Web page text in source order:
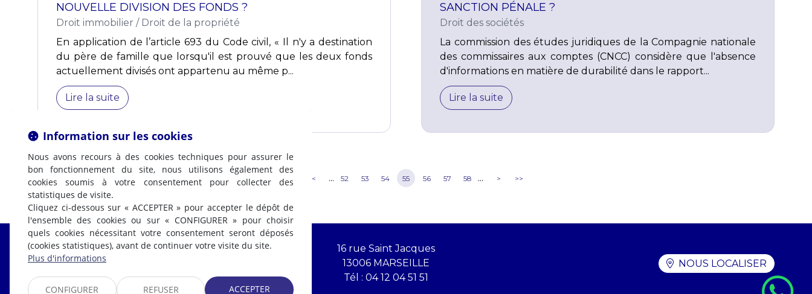
NOUVELLE DIVISION DES FONDS ?
Droit immobilier / Droit de la propriété
En application de l’article 693 du Code civil, « Il n'y a destination
du père de famille que lorsqu'il est prouvé que les deux fonds
actuellement divisés ont appartenu au même p...
Lire la suite
SANCTION PÉNALE ?
Droit des sociétés
La commission des études juridiques de la Compagnie nationale
des commissaires aux comptes (CNCC) considère que l'absence
d'informations en matière de durabilité dans le rapport...
Lire la suite
< ... 52 53 54 55 56 57 58 ... > >>
Fabrice LABI
16 rue Saint Jacques
13006 MARSEILLE
Tél : 04 12 04 51 51
NOUS LOCALISER
Information sur les cookies
Nous avons recours à des cookies techniques pour assurer le
bon fonctionnement du site, nous utilisons également des
cookies soumis à votre consentement pour collecter des
statistiques de visite.
Cliquez ci-dessous sur « ACCEPTER » pour accepter le dépôt de
l'ensemble des cookies ou sur « CONFIGURER » pour choisir
quels cookies nécessitant votre consentement seront déposés
(cookies statistiques), avant de continuer votre visite du site.
Plus d'informations
CONFIGURER REFUSER ACCEPTER